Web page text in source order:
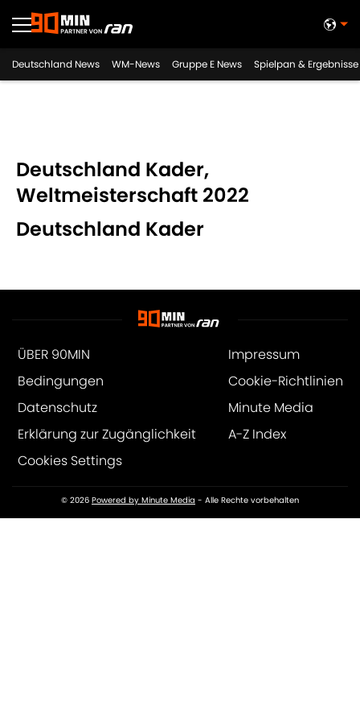
Deutschland News WM-News Gruppe E News Spielpan & Ergebnisse
Deutschland Kader,
Weltmeisterschaft 2022
Deutschland Kader
ÜBER 90MIN
Impressum
Bedingungen
Cookie-Richtlinien
Datenschutz
Minute Media
Erklärung zur Zugänglichkeit
A-Z Index
Cookies Settings
© 2026 Powered by Minute Media - Alle Rechte vorbehalten